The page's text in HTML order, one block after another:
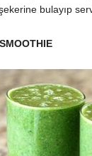
bulayıp